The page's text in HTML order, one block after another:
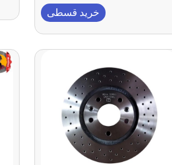
خرید قسطی